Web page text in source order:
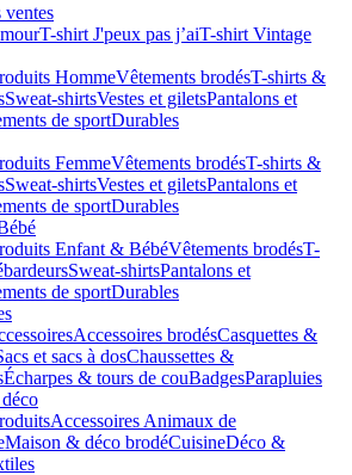
T-shirt J'peux pas j’aiT-shirt Vintage
HommeVêtements brodésT-shirts &
Sweat-shirtsVestes et giletsPantalons et
de sportDurables
FemmeVêtements brodésT-shirts &
Sweat-shirtsVestes et giletsPantalons et
de sportDurables
Enfant & BébéVêtements brodésT-
Sweat-shirtsPantalons et
de sportDurables
Accessoires brodésCasquettes &
et sacs à dosChaussettes &
Écharpes & tours de couBadgesParapluies
Accessoires Animaux de
Maison & déco brodéCuisineDéco &